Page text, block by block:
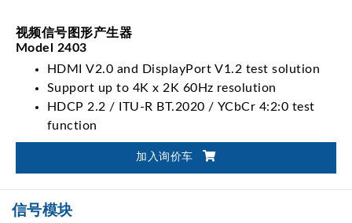
视频信号图形产生器
Model 2403
HDMI V2.0 and DisplayPort V1.2 test solution
Support up to 4K x 2K 60Hz resolution
HDCP 2.2 / ITU-R BT.2020 / YCbCr 4:2:0 test
function
Support CEA-861-F timing
Modular Signal Interface Design
加入询价车
信号模块